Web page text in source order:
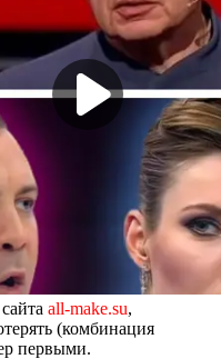
all-make.su,
(комбинация
первыми.